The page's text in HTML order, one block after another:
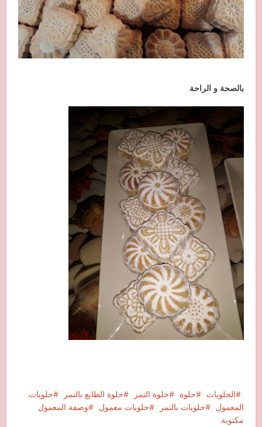
بالصحة و الراحة
الحلويات حلوة حلوة التمر حلوة الطابع بالتمر
حلويات
المعمول
حلويات بالتمر حلويات معمول
وصفة المعمول
مكتوبة